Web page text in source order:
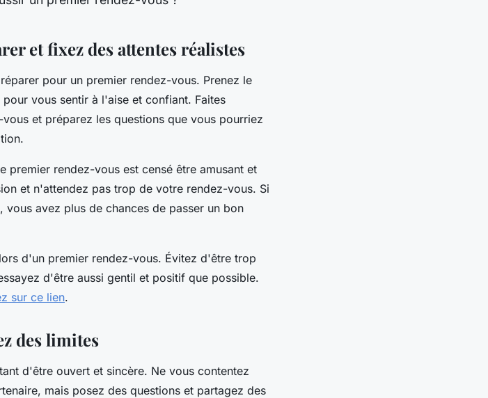
et fixez des attentes réalistes
pour un premier rendez-vous. Prenez le
vous sentir à l'aise et confiant. Faites
et préparez les questions que vous pourriez
rendez-vous est censé être amusant et
et n'attendez pas trop de votre rendez-vous. Si
avez plus de chances de passer un bon
d'un premier rendez-vous. Évitez d'être trop
d'être aussi gentil et positif que possible.
sur ce lien.
des limites
d'être ouvert et sincère. Ne vous contentez
mais posez des questions et partagez des